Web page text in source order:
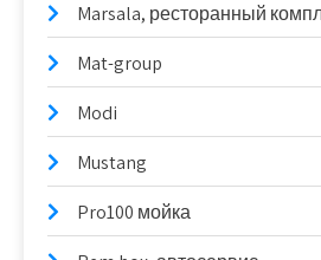
Marsala, ресторанный
Mat-group
Modi
Mustang
Pro100 мойка